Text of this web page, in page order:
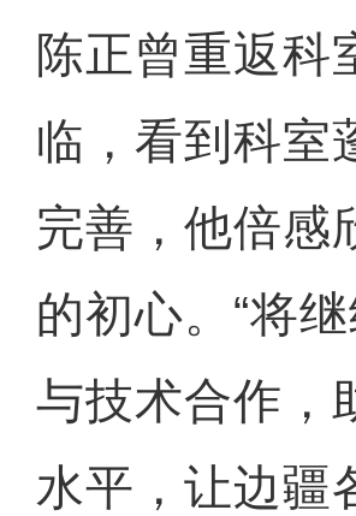
陈正曾重返科
临，看到科室
完善，他倍感
的初心。“将
与技术合作，
水平，让边疆